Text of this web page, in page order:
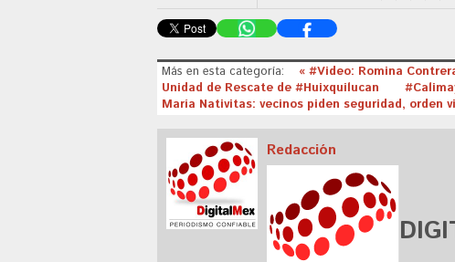
Más en esta categoría:
« #Video: Romina
Unidad de Rescate de #Huixquilucan
María Nativitas: vecinos piden seguridad, orden
Redacción